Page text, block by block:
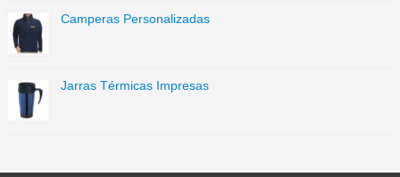
Camperas Personalizadas
Jarras Térmicas Impresas